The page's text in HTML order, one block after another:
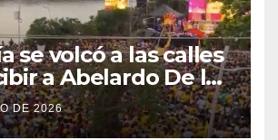
se volcó a las calles
a Abelardo De la
DE 2026